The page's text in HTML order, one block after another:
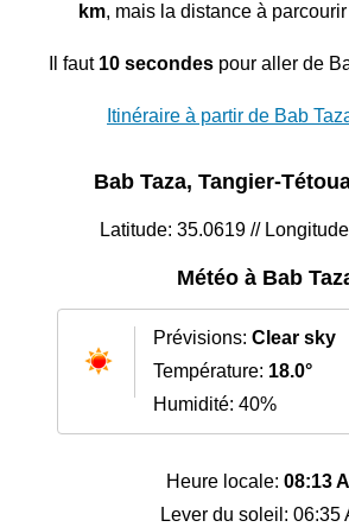
km, mais la distance à
Il faut 10 secondespour aller de
Itinéraire à partir de Bab
Bab Taza, Tangier-
Latitude: 35.0619 //
Météo à Bab
Prévisions: Clear sky
Température: 18.0°
Humidité: 40%
Heure locale: 08:13
Lever du soleil: 06:35